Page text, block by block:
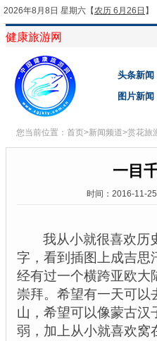
2026年8月8日 星期六 【农历 6月26日 】
健康旅游网
头条新闻
图片新闻
您当前位置： 首页>新闻频道>赏花旅
一目
时间：2016-11-25
我从小就很喜欢历
字，看到插图上成吉思
经有过一个横跨亚欧大
崇拜。希望有一天可以
山，希望可以像蒙古汉
弱，加上从小就喜欢窝